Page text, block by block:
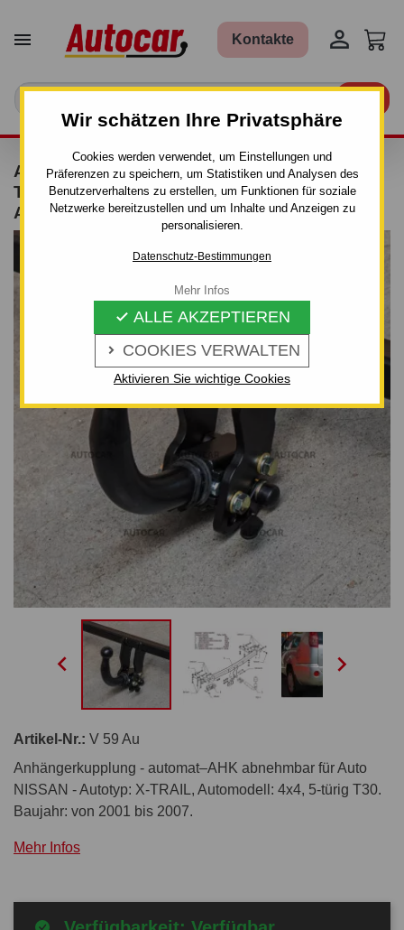
Wir schätzen Ihre Privatsphäre
Cookies werden verwendet, um Einstellungen und
Präferenzen zu speichern, um Statistiken und Analysen des
Benutzerverhaltens zu erstellen, um Funktionen für soziale
Netzwerke bereitzustellen und um Inhalte und Anzeigen zu
personalisieren.
Datenschutz-Bestimmungen
 COOKIES VERWALTEN
 ALLE AKZEPTIEREN
Aktivieren Sie wichtige Cookies
Mehr Infos
 Kontakte 
ANHÄNGERKUPPLUNG FÜR NISSAN X-
TRAIL - 4X4, 5-TÜRIG T30 - AUTOMAT–AHK
ABNEHMBAR - VON 2001 BIS 2007
 
Artikel-Nr.: V 59 Au
Anhängerkupplung - automat–AHK abnehmbar für Auto
NISSAN - Autotyp: X-TRAIL, Automodell: 4x4, 5-türig T30.
Baujahr: von 2001 bis 2007.
Mehr Infos